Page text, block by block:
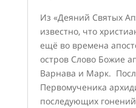
Из «Деяний Святых
известно, что
ещё во времена
остров Слово Божие
Варнава и Марк.
Первомученика
последующих